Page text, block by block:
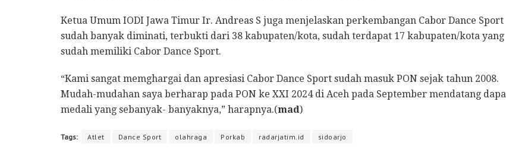
Ketua Umum IODI Jawa Timur Ir. Andreas S juga menjelaskan perkembangan Cabor Dance Sport
sudah banyak diminati, terbukti dari 38 kabupaten/kota, sudah terdapat 17 kabupaten/kota yang
sudah memiliki Cabor Dance Sport.
“Kami sangat memghargai dan apresiasi Cabor Dance Sport sudah masuk PON sejak tahun 2008.
Mudah-mudahan saya berharap pada PON ke XXI 2024 di Aceh pada September mendatang dapa
medali yang sebanyak- banyaknya,” harapnya.(mad)
Tags: Atlet Dance Sport olahraga Porkab radarjatim.id sidoarjo